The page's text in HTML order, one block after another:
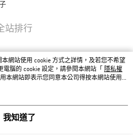
站排行
網站使用 cookie 方式之詳情，及若您不希望
腦的 cookie 設定，請參閱本網站「
隱私權
本網站即表示您同意本公司得按本網站使用條
我知道了